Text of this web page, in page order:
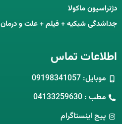
دژنراسیون ماکولا
جداشدگی شبکیه + فیلم + علت و درمان
اطلاعات تماس
موبایل: 09198341057
مطب : 04133259630
پیج اینستاگرام